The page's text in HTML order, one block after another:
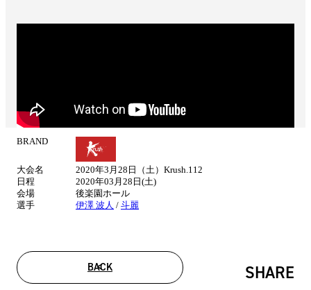
BRAND
大会名
2020年3月28日（土）Krush.112
日程
2020年03月28日(土)
会場
後楽園ホール
選手
伊澤 波人 / 斗麗
BACK SHARE